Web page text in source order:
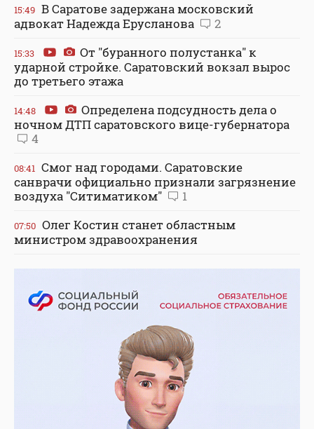
15:49 В Саратове задержана московский
адвокат Надежда Ерусланова
2
15:33
От "буранного полустанка" к
ударной стройке. Саратовский вокзал вырос
до третьего этажа
14:48
Определена подсудность дела о
ночном ДТП саратовского вице-губернатора
4
08:41 Смог над городами. Саратовские
санврачи официально признали загрязнение
воздуха "Ситиматиком"
1
07:50 Олег Костин станет областным
министром здравоохранения